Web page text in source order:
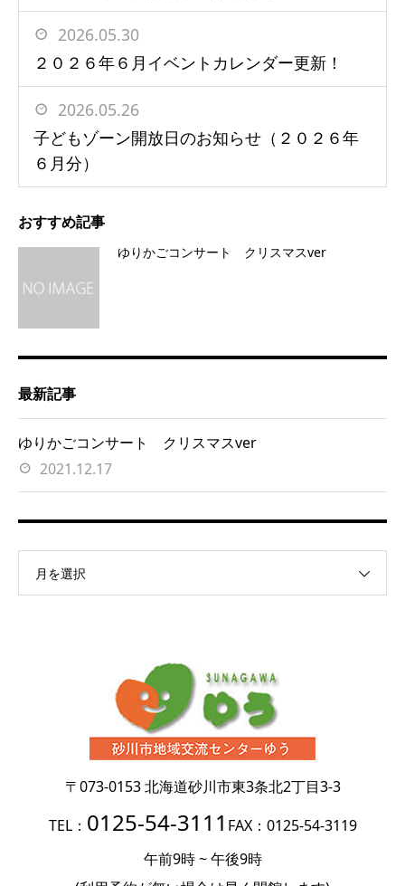
2026.05.30
２０２６年６月イベントカレンダー更新！
2026.05.26
子どもゾーン開放日のお知らせ（２０２６年
６月分）
おすすめ記事
ゆりかごコンサート クリスマスver
最新記事
ゆりかごコンサート クリスマスver
2021.12.17
月を選択
〒073-0153北海道砂川市東3条北2丁目3-3
TEL： 0125-54-3111 FAX：0125-54-3119
午前9時 ~ 午後9時